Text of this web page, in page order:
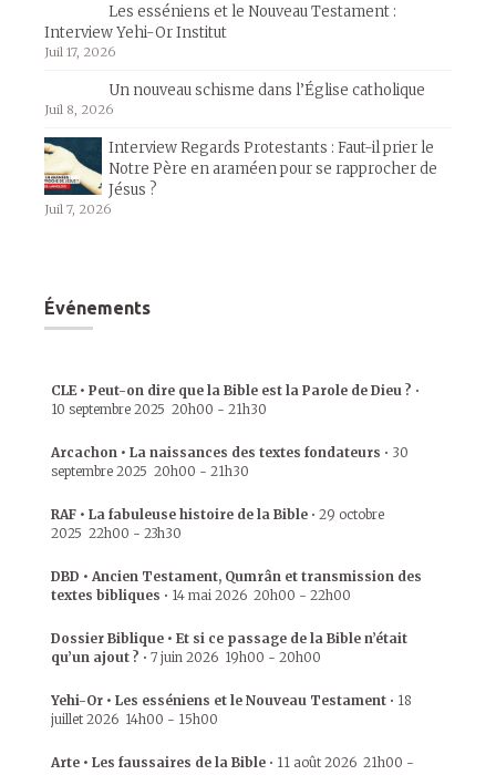
Les esséniens et le Nouveau Testament :
Interview Yehi-Or Institut
Juil 17, 2026
Un nouveau schisme dans l’Église catholique
Juil 8, 2026
Interview Regards Protestants : Faut-il prier le
Notre Père en araméen pour se rapprocher de
Jésus ?
Juil 7, 2026
Événements
CLE • Peut-on dire que la Bible est la Parole de Dieu ? •
10 septembre 2025 20h00 - 21h30
Arcachon • La naissances des textes fondateurs • 30
septembre 2025 20h00 - 21h30
RAF • La fabuleuse histoire de la Bible • 29 octobre
2025 22h00 - 23h30
DBD • Ancien Testament, Qumrân et transmission des
textes bibliques • 14 mai 2026 20h00 - 22h00
Dossier Biblique • Et si ce passage de la Bible n’était
qu’un ajout ? • 7 juin 2026 19h00 - 20h00
Yehi-Or • Les esséniens et le Nouveau Testament • 18
juillet 2026 14h00 - 15h00
Arte • Les faussaires de la Bible • 11 août 2026 21h00 -